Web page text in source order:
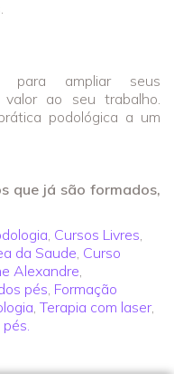
para ampliar seus
ao seu trabalho.
podológica a um
que já são formados,
Cursos Livres
da Saude Curso
Alexandre
pés Formação
Terapia com laser,